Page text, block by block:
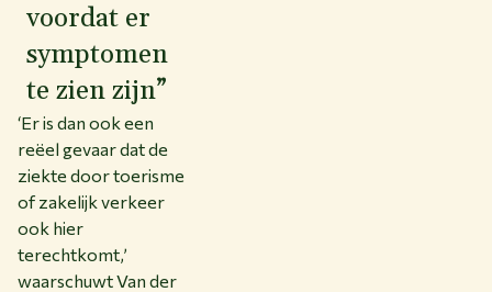
voordat er
symptomen
te zien zijn”
‘Er is dan ook een
reëel gevaar dat de
ziekte door toerisme
of zakelijk verkeer
ook hier
terechtkomt,’
waarschuwt Van der